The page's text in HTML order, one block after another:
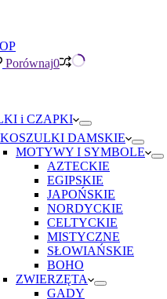
Porównaj0
i CZAPKI
KOSZULKI DAMSKIE
MOTYWY I SYMBOLE
AZTECKIE
EGIPSKIE
JAPOŃSKIE
NORDYCKIE
CELTYCKIE
MISTYCZNE
SŁOWIAŃSKIE
BOHO
ZWIERZĘTA
GADY